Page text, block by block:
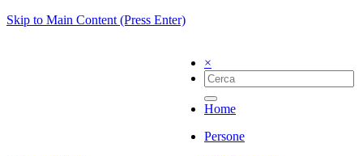
Skip to Main Content (Press Enter)
×
Home
Persone